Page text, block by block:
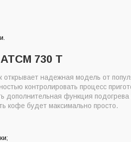
730 T
открывает надежная модель от
контролировать процесс
дополнительная функция
кофе будет максимально просто.